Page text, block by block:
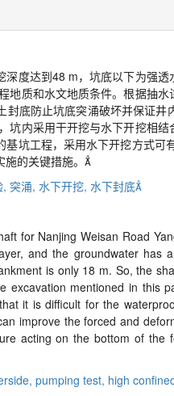
度达到48 m，坑底以下为强
地质和水文地质条件。根据抽
底防止坑底突涌破坏并保证
坑内采用干开挖与水下开挖相
坑工程，采用水下开挖方式
施的关键措施。
, 突涌, 水下开挖, 水下封底
for Nanjing Weisan Road
and the groundwater has
is only 18 m. So, the
excavation mentioned in this
it is difficult for the
improve the forced and
acting on the bottom of
pumping test, high